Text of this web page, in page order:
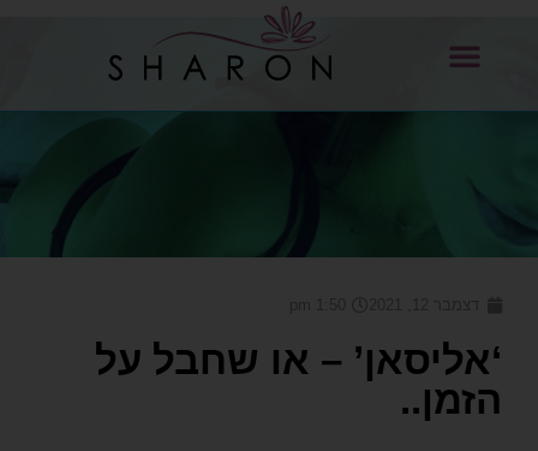
‘אליסאן’ – או שחבל על
הזמן..